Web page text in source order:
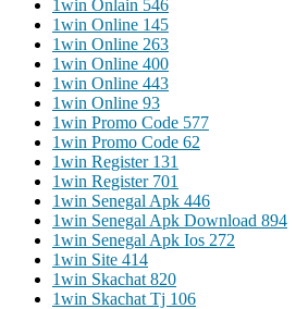
1win Onlain 546
1win Online 145
1win Online 263
1win Online 400
1win Online 443
1win Online 93
1win Promo Code 577
1win Promo Code 62
1win Register 131
1win Register 701
1win Senegal Apk 446
1win Senegal Apk Download 894
1win Senegal Apk Ios 272
1win Site 414
1win Skachat 820
1win Skachat Tj 106